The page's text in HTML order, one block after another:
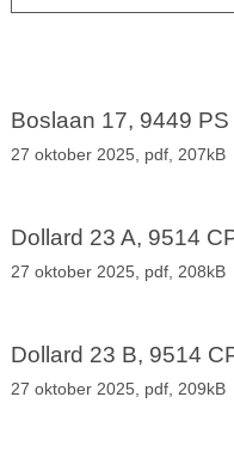
Boslaan 17, 9449
27 oktober 2025, pdf, 207kB
Dollard 23 A, 9514
27 oktober 2025, pdf, 208kB
Dollard 23 B, 9514
27 oktober 2025, pdf, 209kB